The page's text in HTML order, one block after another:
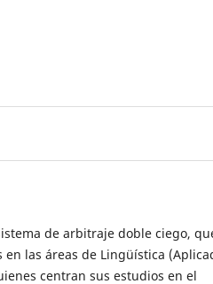
de arbitraje doble ciego,
las áreas de Lingüística
centran sus estudios en el